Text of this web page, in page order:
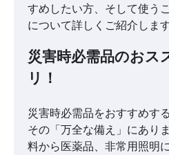
すめしたい方、そして使う
について詳しくご紹介します
災害時必需品のおス
リ！
災害時必需品をおすすめす
その「万全な備え」にあり
料から医薬品、非常用照明